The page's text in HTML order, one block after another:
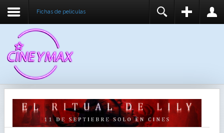
Fichas de peliculas
RECUÉRDEME
IDENTIFICARSE
REGISTER